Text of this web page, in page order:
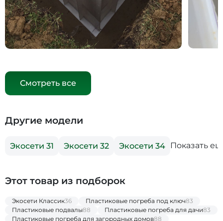
Смотреть все
Другие модели
Экосети 31 Экосети 32 Экосети 34 Показать
Этот товар из подборок
Экосети Классик36 Пластиковые погреба под ключ83
Пластиковые подвалы88 Пластиковые погреба для дачи83
Пластиковые погреба для загородных домов88